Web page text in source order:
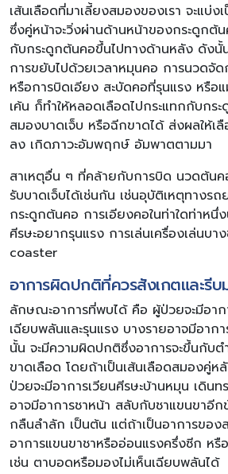
เส้นเลือดที่มาเลี้ยงสมองของเรา จะแบ่
ซึ่งคู่หน้าจะวิ่งผ่านด้านหน้าของกระดูกต้
กับกระดูกต้นคอขึ้นไปทางด้านหลัง ดังนั้
การขยับไปด้วยเวลาหมุนคอ การนวดจั
หรือการบิดเอียง สะบัดคอที่รุนแรง หรื
เค้น ก็ทำให้หลอดเลือดไปกระแทกกับกร
สมองบาดเจ็บ หรือฉีกขาดได้ ส่งผลให้เ
ลง เกิดภาวะอัมพฤกษ์ อัมพาตตามมา
สาเหตุอื่น ๆ ที่คล้ายกับการบิด นวดต้นค
รับบาดเจ็บได้เช่นกัน เช่นอุบัติเหตุทางร
กระดูกต้นคอ การเอียงคอในท่าใดท่าหนึ่
ศีรษะอยากรุนแรง การเล่นเครื่องเล่นบ
coaster
อาการผิดปกติที่ควรสังเกตและรีบ
ลักษณะอาการที่พบได้ คือ ผู้ป่วยจะมีอา
เฉียบพลันและรุนแรง บางรายอาจมีอาก
นั้น จะมีความผิดปกติซึ่งอาการจะขึ้นกับ
ขาดเลือด โดยถ้าเป็นเส้นเลือดสมองคู่
ป่วยจะมีอาการเวียนศีรษะบ้านหมุน เดิน
อาจมีอาการชาหน้า สลับกับชาแขนขาอี
กลืนลำลัก เป็นต้น แต่ถ้าเป็นอาการของ
อาการแขนขาชาหรืออ่อนแรงครึ่งซีก หรื
เช่น ตาบอดหรือมองไม่เห็นเฉียบพลันได้